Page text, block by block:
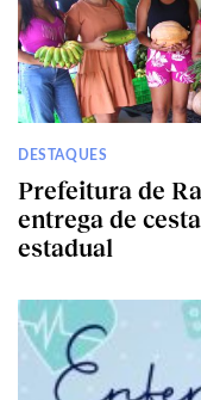
DESTAQUES
Prefeitura de
entrega de
estadual